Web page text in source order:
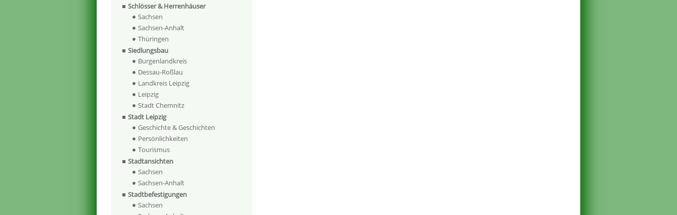
Schlösser & Herrenhäuser
Sachsen
Sachsen-Anhalt
Thüringen
Siedlungsbau
Burgenlandkreis
Dessau-Roßlau
Landkreis Leipzig
Leipzig
Stadt Chemnitz
Stadt Leipzig
Geschichte & Geschichten
Persönlichkeiten
Tourismus
Stadtansichten
Sachsen
Sachsen-Anhalt
Stadtbefestigungen
Sachsen